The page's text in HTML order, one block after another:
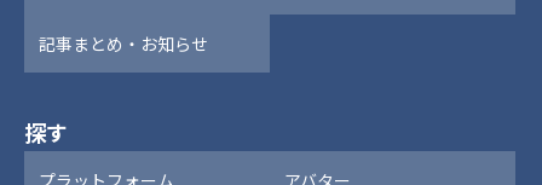
記事まとめ・お知らせ
探す